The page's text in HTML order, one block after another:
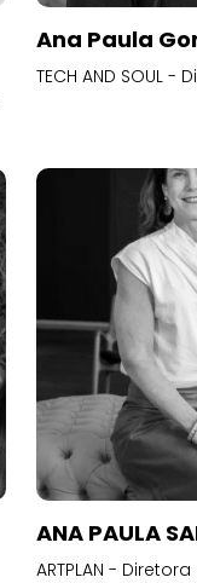
Ana Paula
TECH AND SOUL
ANA PAULA
ARTPLAN -